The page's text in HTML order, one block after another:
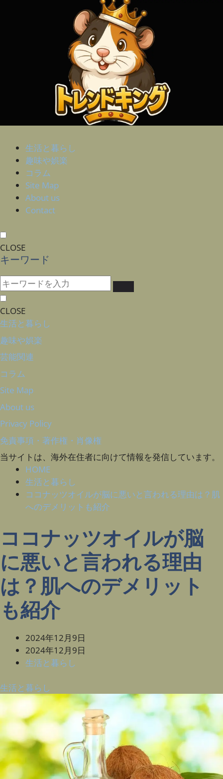
生活と暮らし
趣味や娯楽
コラム
Site Map
About us
Contact
CLOSE
キーワード
CLOSE
生活と暮らし
趣味や娯楽
芸能関連
コラム
Site Map
About us
Privacy Policy
免責事項・著作権・肖像権
当サイトは、海外在住者に向けて情報を発信しています。
HOME
生活と暮らし
ココナッツオイルが脳に悪いと言われる理由は？肌
へのデメリットも紹介
ココナッツオイルが脳
に悪いと言われる理由
は？肌へのデメリット
も紹介
2024年12月9日
2024年12月9日
生活と暮らし
生活と暮らし